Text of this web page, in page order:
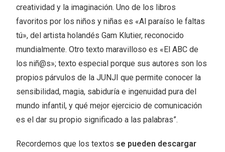
creatividad y la imaginación. Uno de los libros
favoritos por los niños y niñas es «Al paraíso le faltas
tú», del artista holandés Gam Klutier, reconocido
mundialmente. Otro texto maravilloso es «El ABC de
los niñ@s»; texto especial porque sus autores son los
propios párvulos de la JUNJI que permite conocer la
sensibilidad, magia, sabiduría e ingenuidad pura del
mundo infantil, y qué mejor ejercicio de comunicación
es el dar su propio significado a las palabras”.
Recordemos que los textos se pueden descargar